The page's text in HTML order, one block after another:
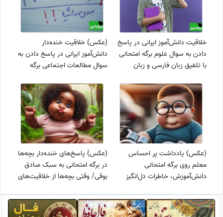
خلاقیت دانش‌آموز ایرانی در پاسخ
دادن به سوال علوم برگه امتحانی
با تلفیق زبان فارسی و زبان
معلمش توضیح داده دوز میشه
نمک+عکس
(عکس) خلاقیت خنده‌دار
دانش‌آموز ایرانی در پاسخ دادن به
سوال مطالعات اجتماعی برگه
صادق بوقی پربازدید شد/ شما
بگید تنگه چیست؟😁
(عکس) یادداشت پر احساس
معلم روی برگه امتحانی
دانش‌آموزش، خاطرات دل‌انگیز
(عکس) پاسخ‌های خنده‌دار بچه‌ها
در برگه امتحانی به سبک صادق
بوقی/ وقتی بچه‌ها از خلاقیت‌های
استفاده می‌کنند